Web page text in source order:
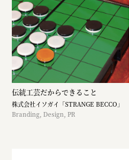
伝統工芸だからできること
株式会社イソガイ「STRANGE BECCO」
Branding, Design, PR